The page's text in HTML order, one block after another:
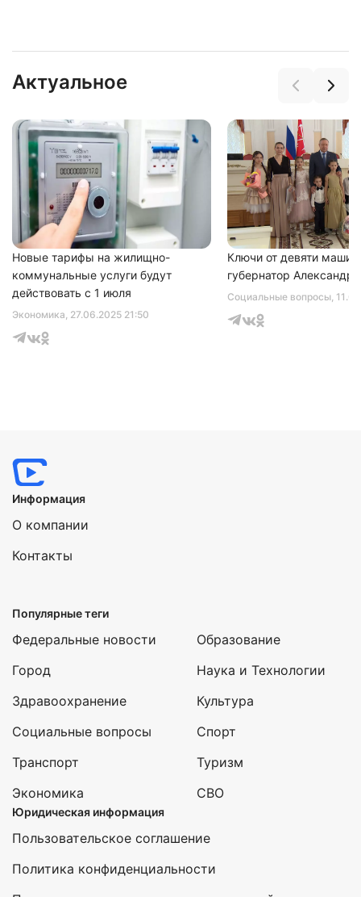
Актуальное
Экономика, 27.06.2025 21:50
Новые тарифы на жилищно-
коммунальные услуги будут
действовать с 1 июля
Социальные вопросы,
Ключи от девяти машин
губернатор Александр
Информация
О компании
Контакты
Популярные теги
Федеральные новости
Город
Здравоохранение
Социальные вопросы
Транспорт
Экономика
Образование
Наука и Технологии
Культура
Спорт
Туризм
СВО
Юридическая информация
Пользовательское соглашение
Политика конфиденциальности